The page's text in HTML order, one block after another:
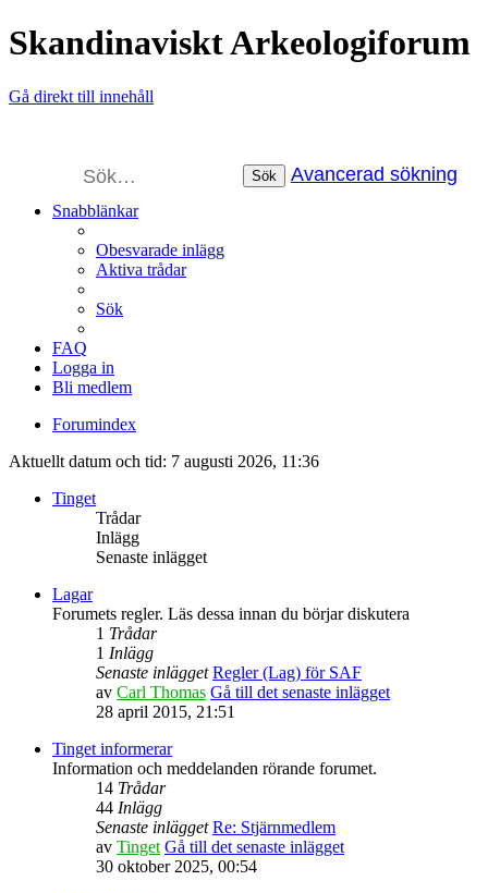
Skandinaviskt Arkeologiforum
Gå direkt till innehåll
Sök Avancerad sökning
Snabblänkar
Obesvarade inlägg
Aktiva trådar
Sök
FAQ
Logga in
Bli medlem
Forumindex
Aktuellt datum och tid: 7 augusti 2026, 11:36
Tinget
Trådar
Inlägg
Senaste inlägget
Lagar
Forumets regler. Läs dessa innan du börjar diskutera
1 Trådar
1 Inlägg
Senaste inlägget Regler (Lag) för SAF
av Carl Thomas Gå till det senaste inlägget
28 april 2015, 21:51
Tinget informerar
Information och meddelanden rörande forumet.
14 Trådar
44 Inlägg
Senaste inlägget Re: Stjärnmedlem
av Tinget Gå till det senaste inlägget
30 oktober 2025, 00:54